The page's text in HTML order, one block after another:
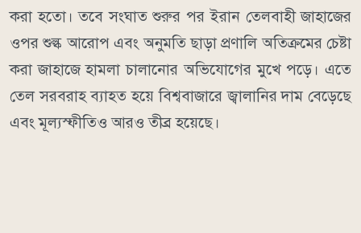
করা হতো। তবে সংঘাত শুরুর পর ইরান তেলবাহী জাহাজের
ওপর শুল্ক আরোপ এবং অনুমতি ছাড়া প্রণালি অতিক্রমের চেষ্টা
করা জাহাজে হামলা চালানোর অভিযোগের মুখে পড়ে। এতে
তেল সরবরাহ ব্যাহত হয়ে বিশ্ববাজারে জ্বালানির দাম বেড়েছে
এবং মূল্যস্ফীতিও আরও তীব্র হয়েছে।